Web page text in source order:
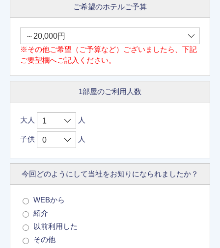
ご希望のホテルご予算
※その他ご希望（ご予算など）ございましたら、下記
ご要望欄へご記入ください。
1部屋のご利用人数
大人 人
子供 人
今回どのようにして当社をお知りになられましたか？
WEBから
紹介
以前利用した
その他